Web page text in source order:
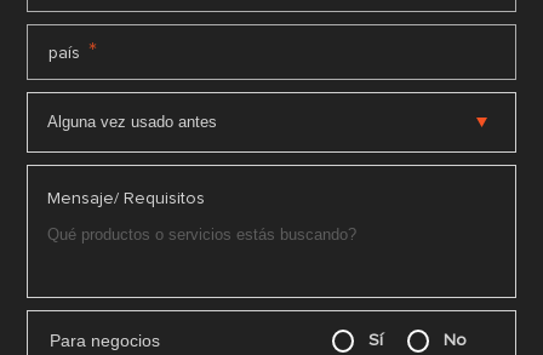
país *
Mensaje/ Requisitos
Para negocios Sí No